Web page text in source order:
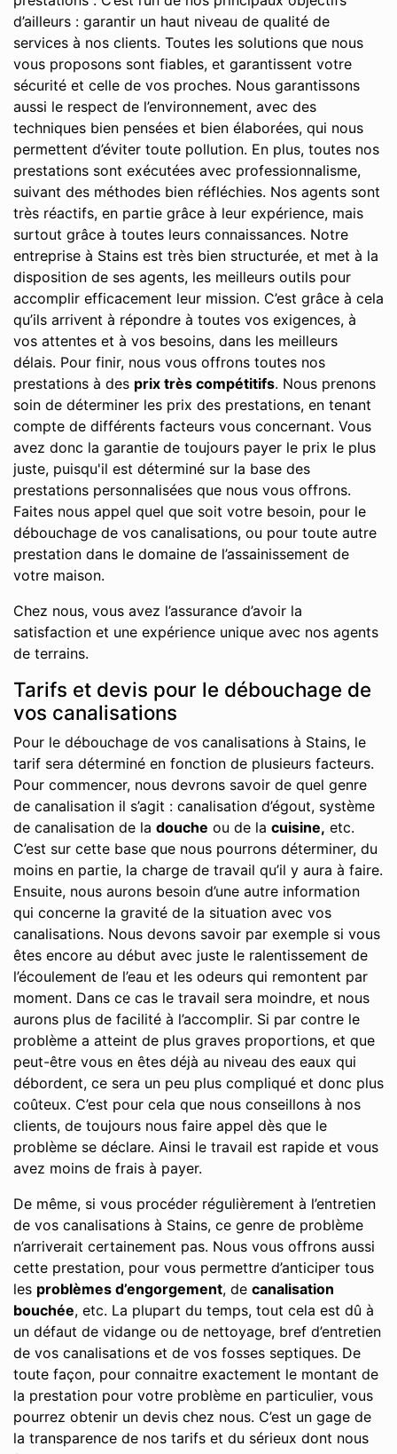
d’ailleurs : garantir un haut niveau de qualité de
services à nos clients. Toutes les solutions que nous
vous proposons sont fiables, et garantissent votre
sécurité et celle de vos proches. Nous garantissons
aussi le respect de l’environnement, avec des
techniques bien pensées et bien élaborées, qui nous
permettent d’éviter toute pollution. En plus, toutes nos
prestations sont exécutées avec professionnalisme,
suivant des méthodes bien réfléchies. Nos agents sont
très réactifs, en partie grâce à leur expérience, mais
surtout grâce à toutes leurs connaissances. Notre
entreprise à Stains est très bien structurée, et met à la
disposition de ses agents, les meilleurs outils pour
accomplir efficacement leur mission. C’est grâce à cela
qu’ils arrivent à répondre à toutes vos exigences, à
vos attentes et à vos besoins, dans les meilleurs
délais. Pour finir, nous vous offrons toutes nos
prestations à des prix très compétitifs. Nous prenons
soin de déterminer les prix des prestations, en tenant
compte de différents facteurs vous concernant. Vous
avez donc la garantie de toujours payer le prix le plus
juste, puisqu'il est déterminé sur la base des
prestations personnalisées que nous vous offrons.
Faites nous appel quel que soit votre besoin, pour le
débouchage de vos canalisations, ou pour toute autre
prestation dans le domaine de l’assainissement de
votre maison.
Chez nous, vous avez l’assurance d’avoir la
satisfaction et une expérience unique avec nos agents
de terrains.
Tarifs et devis pour le débouchage de
vos canalisations
Pour le débouchage de vos canalisations à Stains, le
tarif sera déterminé en fonction de plusieurs facteurs.
Pour commencer, nous devrons savoir de quel genre
de canalisation il s’agit : canalisation d’égout, système
de canalisation de la douche ou de la cuisine, etc.
C’est sur cette base que nous pourrons déterminer, du
moins en partie, la charge de travail qu’il y aura à faire.
Ensuite, nous aurons besoin d’une autre information
qui concerne la gravité de la situation avec vos
canalisations. Nous devons savoir par exemple si vous
êtes encore au début avec juste le ralentissement de
l’écoulement de l’eau et les odeurs qui remontent par
moment. Dans ce cas le travail sera moindre, et nous
aurons plus de facilité à l’accomplir. Si par contre le
problème a atteint de plus graves proportions, et que
peut-être vous en êtes déjà au niveau des eaux qui
débordent, ce sera un peu plus compliqué et donc plus
coûteux. C’est pour cela que nous conseillons à nos
clients, de toujours nous faire appel dès que le
problème se déclare. Ainsi le travail est rapide et vous
avez moins de frais à payer.
De même, si vous procéder régulièrement à l’entretien
de vos canalisations à Stains, ce genre de problème
n’arriverait certainement pas. Nous vous offrons aussi
cette prestation, pour vous permettre d’anticiper tous
les problèmes d’engorgement, de canalisation
bouchée, etc. La plupart du temps, tout cela est dû à
un défaut de vidange ou de nettoyage, bref d’entretien
de vos canalisations et de vos fosses septiques. De
toute façon, pour connaitre exactement le montant de
la prestation pour votre problème en particulier, vous
pourrez obtenir un devis chez nous. C’est un gage de
la transparence de nos tarifs et du sérieux dont nous